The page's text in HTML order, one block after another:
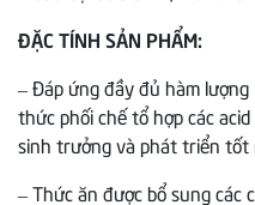
ĐẶC TÍNH SẢN PHẨM:
– Đáp ứng đầy đủ hàm
thức phối chế tổ hợp các
sinh trưởng và phát triển tốt
– Thức ăn được bổ sung các